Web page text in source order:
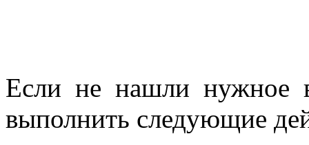
Если не нашли нужное
выполнить следующие